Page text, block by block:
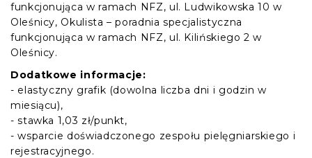
funkcjonująca w ramach NFZ, ul. Ludwikowska 10 w
Oleśnicy, Okulista – poradnia specjalistyczna
funkcjonująca w ramach NFZ, ul. Kilińskiego 2 w
Oleśnicy.
Dodatkowe informacje:
- elastyczny grafik (dowolna liczba dni i godzin w
miesiącu),
- stawka 1,03 zł/punkt,
- wsparcie doświadczonego zespołu pielęgniarskiego i
rejestracyjnego.